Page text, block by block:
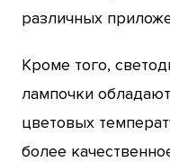
различных
Кроме того,
лампочки
цветовых
более